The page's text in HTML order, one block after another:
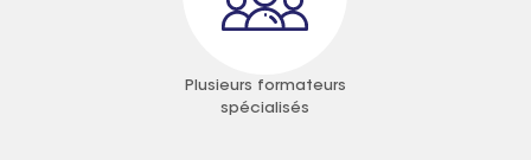
Plusieurs formateurs
spécialisés